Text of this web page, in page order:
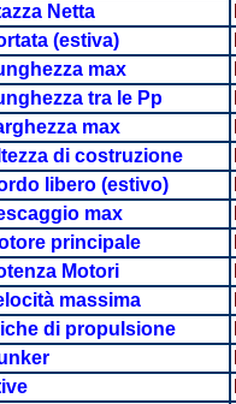
Netta
(estiva)
max
tra le Pp
max
di costruzione
libero (estivo)
max
principale
Motori
massima
di propulsione